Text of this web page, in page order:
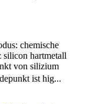
chemische
silicon hartmetall
von silizium
ist hig...